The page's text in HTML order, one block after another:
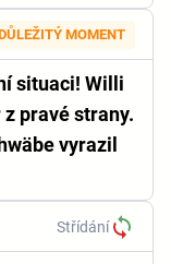
MOMENT
situaci! Willi
pravé strany.
vyrazil
Střídání